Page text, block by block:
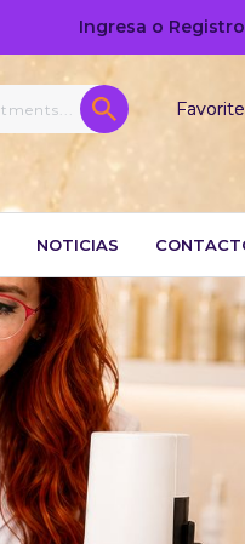
Ingresa o Registro
NOTICIAS